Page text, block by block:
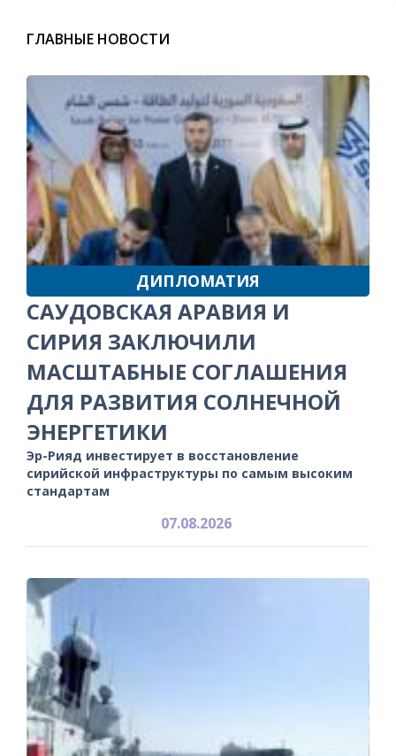
ГЛАВНЫЕ НОВОСТИ
ДИПЛОМАТИЯ
САУДОВСКАЯ АРАВИЯ И
СИРИЯ ЗАКЛЮЧИЛИ
МАСШТАБНЫЕ СОГЛАШЕНИЯ
ДЛЯ РАЗВИТИЯ СОЛНЕЧНОЙ
ЭНЕРГЕТИКИ
Эр-Рияд инвестирует в восстановление
сирийской инфраструктуры по самым высоким
стандартам
07.08.2026